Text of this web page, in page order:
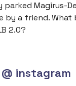
parked Magirus-
by a friend.
2.0?
instagram